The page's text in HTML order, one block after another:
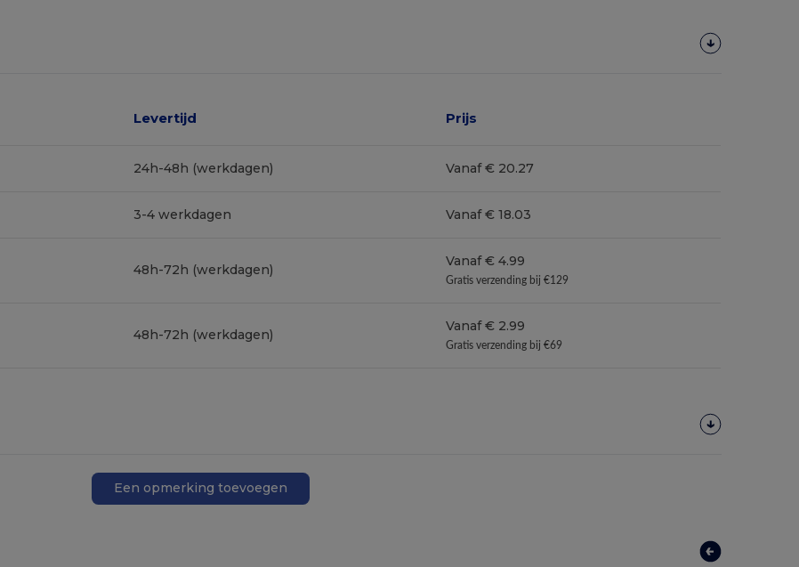
Levertijd Prijs
24h-48h (werkdagen) Vanaf € 20.27
3-4 werkdagen Vanaf € 18.03
48h-72h (werkdagen)
Vanaf € 4.99
Gratis verzending bij €129
48h-72h (werkdagen)
Vanaf € 2.99
Gratis verzending bij €69
Een opmerking toevoegen